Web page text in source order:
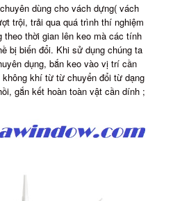
dùng cho vách dựng( vách
trội, trải qua quá trình thí nghiệm
theo thời gian lên keo mà các tính
bị biến đổi. Khi sử dụng chúng ta
dụng, bắn keo vào vị trí cần
khí từ từ chuyển đổi từ dạng
gắn kết hoàn toàn vật cần dính ;